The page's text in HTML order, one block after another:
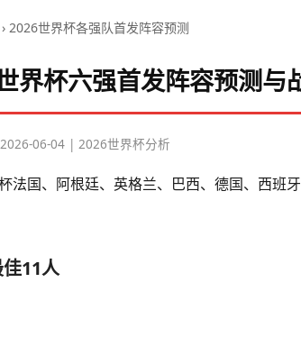
› 2026世界杯各强队首发阵容预测
界杯六强首发阵容预测与
06-04 | 2026世界杯分析
法国、阿根廷、英格兰、巴西、德国、西班
11人